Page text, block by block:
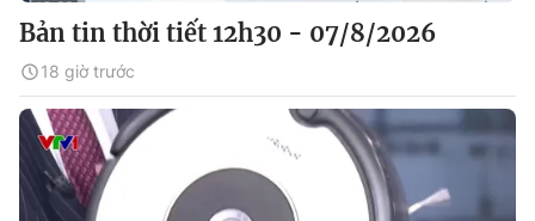
Bản tin thời tiết 12h30 - 07/8/2026
18 giờ trước